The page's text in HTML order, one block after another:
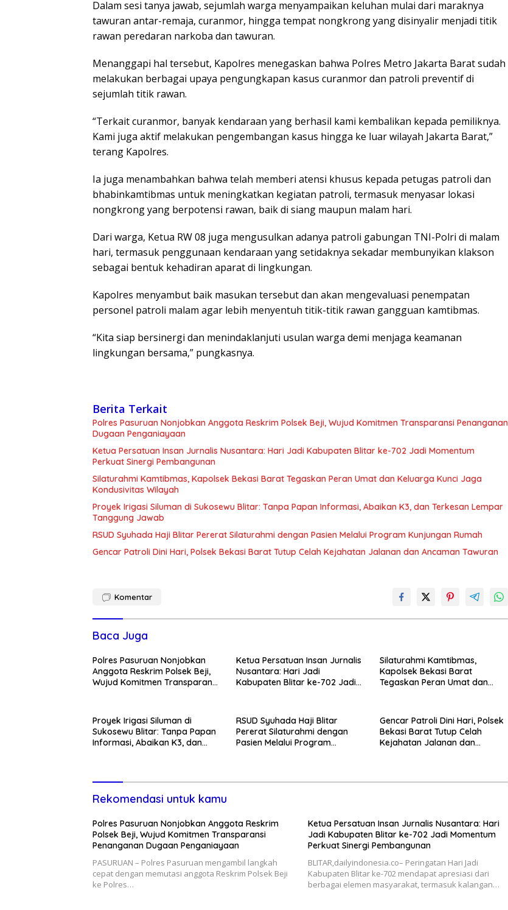
Dalam sesi tanya jawab, sejumlah warga menyampaikan keluhan mulai dari maraknya
tawuran antar-remaja, curanmor, hingga tempat nongkrong yang disinyalir menjadi titik
rawan peredaran narkoba dan tawuran.
Menanggapi hal tersebut, Kapolres menegaskan bahwa Polres Metro Jakarta Barat sudah
melakukan berbagai upaya pengungkapan kasus curanmor dan patroli preventif di
sejumlah titik rawan.
“Terkait curanmor, banyak kendaraan yang berhasil kami kembalikan kepada pemiliknya.
Kami juga aktif melakukan pengembangan kasus hingga ke luar wilayah Jakarta Barat,”
terang Kapolres.
Ia juga menambahkan bahwa telah memberi atensi khusus kepada petugas patroli dan
bhabinkamtibmas untuk meningkatkan kegiatan patroli, termasuk menyasar lokasi
nongkrong yang berpotensi rawan, baik di siang maupun malam hari.
Dari warga, Ketua RW 08 juga mengusulkan adanya patroli gabungan TNI-Polri di malam
hari, termasuk penggunaan kendaraan yang setidaknya sekadar membunyikan klakson
sebagai bentuk kehadiran aparat di lingkungan.
Kapolres menyambut baik masukan tersebut dan akan mengevaluasi penempatan
personel patroli malam agar lebih menyentuh titik-titik rawan gangguan kamtibmas.
“Kita siap bersinergi dan menindaklanjuti usulan warga demi menjaga keamanan
lingkungan bersama,” pungkasnya.
Berita Terkait
Polres Pasuruan Nonjobkan Anggota Reskrim Polsek Beji, Wujud Komitmen Transparansi Penanganan
Dugaan Penganiayaan
Ketua Persatuan Insan Jurnalis Nusantara: Hari Jadi Kabupaten Blitar ke-702 Jadi Momentum
Perkuat Sinergi Pembangunan
Silaturahmi Kamtibmas, Kapolsek Bekasi Barat Tegaskan Peran Umat dan Keluarga Kunci Jaga
Kondusivitas Wilayah
Proyek Irigasi Siluman di Sukosewu Blitar: Tanpa Papan Informasi, Abaikan K3, dan Terkesan Lempar
Tanggung Jawab
RSUD Syuhada Haji Blitar Pererat Silaturahmi dengan Pasien Melalui Program Kunjungan Rumah
Gencar Patroli Dini Hari, Polsek Bekasi Barat Tutup Celah Kejahatan Jalanan dan Ancaman Tawuran
Komentar
Baca Juga
Polres Pasuruan Nonjobkan
Anggota Reskrim Polsek Beji,
Wujud Komitmen Transparansi
Ketua Persatuan Insan Jurnalis
Nusantara: Hari Jadi
Kabupaten Blitar ke-702 Jadi
Silaturahmi Kamtibmas,
Kapolsek Bekasi Barat
Tegaskan Peran Umat dan
Proyek Irigasi Siluman di
Sukosewu Blitar: Tanpa Papan
Informasi, Abaikan K3, dan
RSUD Syuhada Haji Blitar
Pererat Silaturahmi dengan
Pasien Melalui Program
Gencar Patroli Dini Hari, Polsek
Bekasi Barat Tutup Celah
Kejahatan Jalanan dan
Rekomendasi untuk kamu
Polres Pasuruan Nonjobkan Anggota Reskrim
Polsek Beji, Wujud Komitmen Transparansi
Penanganan Dugaan Penganiayaan
PASURUAN – Polres Pasuruan mengambil langkah
cepat dengan memutasi anggota Reskrim Polsek Beji
ke Polres…
Ketua Persatuan Insan Jurnalis Nusantara: Hari
Jadi Kabupaten Blitar ke-702 Jadi Momentum
Perkuat Sinergi Pembangunan
BLITAR,dailyindonesia.co– Peringatan Hari Jadi
Kabupaten Blitar ke-702 mendapat apresiasi dari
berbagai elemen masyarakat, termasuk kalangan…